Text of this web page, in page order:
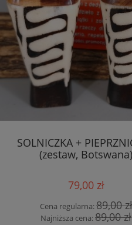
SOLNICZKA +
(zestaw, Botswana)
79,00 zł
Cena regularna:89,00 zł
Najniższa cena:89,00 zł